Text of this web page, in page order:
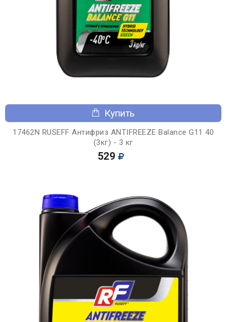
Купить
17462N RUSEFF Антифриз ANTIFREEZE Balance G11 40
(3кг) - 3 кг
529